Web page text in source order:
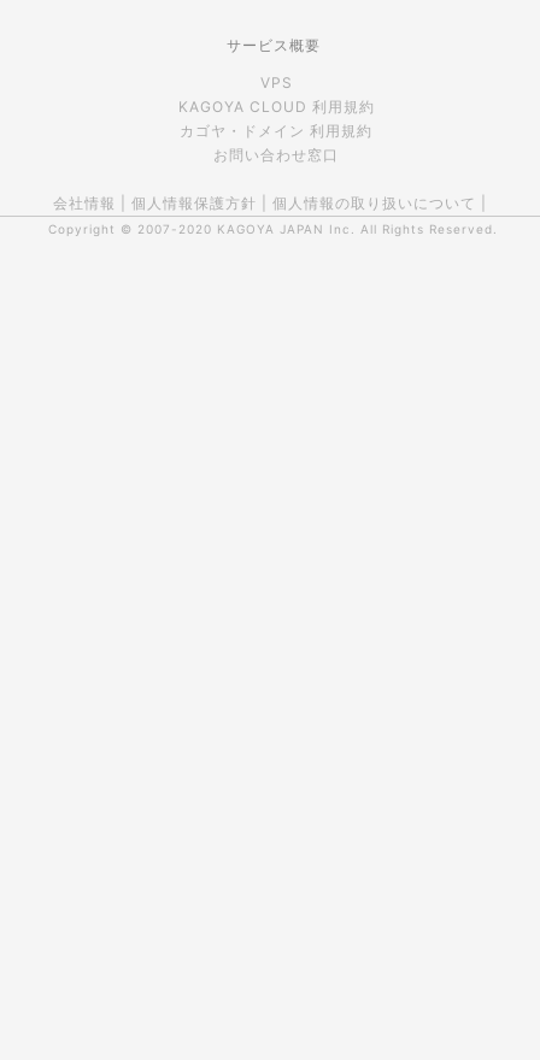
サービス概要
VPS
KAGOYA CLOUD 利用規約
カゴヤ・ドメイン 利用規約
お問い合わせ窓口
会社情報 個人情報保護方針 個人情報の取り扱いについて
Copyright © 2007-2020 KAGOYA JAPAN Inc. All Rights Reserved.